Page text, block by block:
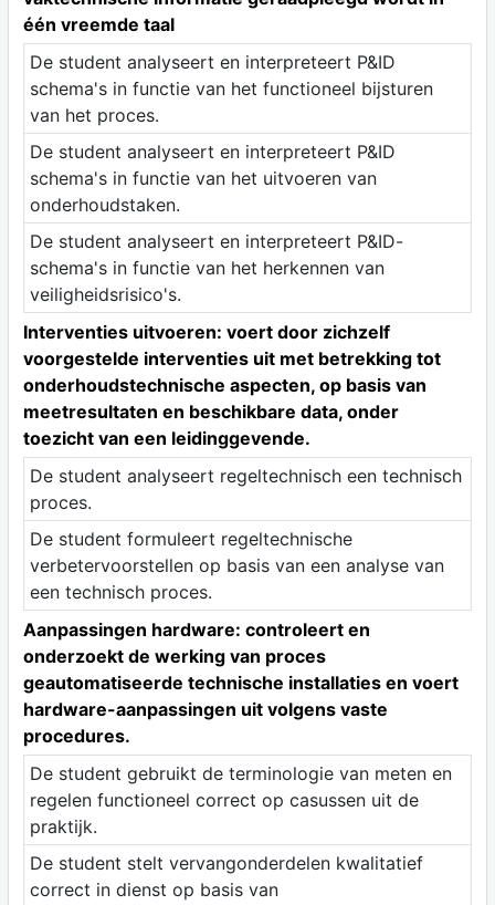
één vreemde taal
De student analyseert en interpreteert P&ID
schema's in functie van het functioneel bijsturen
van het proces.
De student analyseert en interpreteert P&ID
schema's in functie van het uitvoeren van
onderhoudstaken.
De student analyseert en interpreteert P&ID-
schema's in functie van het herkennen van
veiligheidsrisico's.
Interventies uitvoeren: voert door zichzelf
voorgestelde interventies uit met betrekking tot
onderhoudstechnische aspecten, op basis van
meetresultaten en beschikbare data, onder
toezicht van een leidinggevende.
De student analyseert regeltechnisch een technisch
proces.
De student formuleert regeltechnische
verbetervoorstellen op basis van een analyse van
een technisch proces.
Aanpassingen hardware: controleert en
onderzoekt de werking van proces
geautomatiseerde technische installaties en voert
hardware-aanpassingen uit volgens vaste
procedures.
De student gebruikt de terminologie van meten en
regelen functioneel correct op casussen uit de
praktijk.
De student stelt vervangonderdelen kwalitatief
correct in dienst op basis van